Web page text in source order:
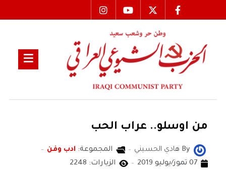
من اوسلو.. عراب الحب
By هادي الحسيني المجموعة: ادب وفن
07 تموز/يوليو 2019
الزيارات: 2248